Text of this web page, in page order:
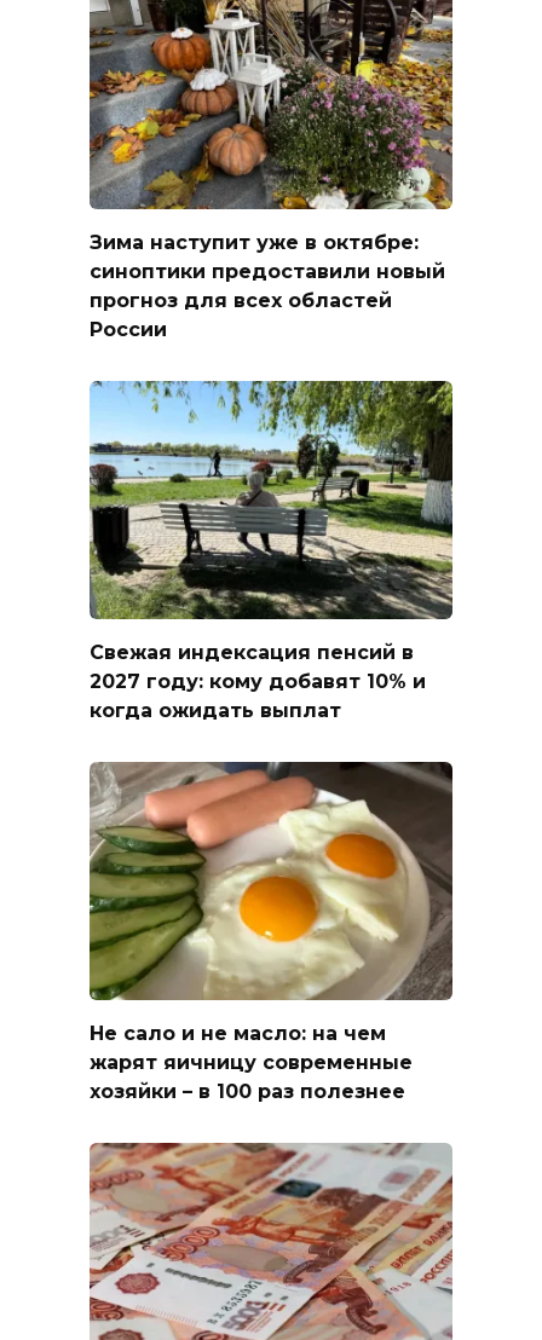
Зима наступит уже в октябре:
синоптики предоставили новый
прогноз для всех областей
России
Свежая индексация пенсий в
2027 году: кому добавят 10% и
когда ожидать выплат
Не сало и не масло: на чем
жарят яичницу современные
хозяйки – в 100 раз полезнее